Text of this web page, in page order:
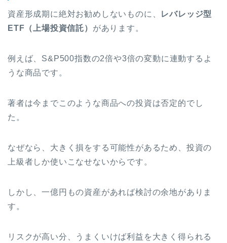
資産形成期に絶対お勧めしないものに、 レバレッジ型
ETF（上場投資信託） があります。
例えば、S&P500指数の2倍や3倍の変動に連動するよ
うな商品です。
著者は今までこのような商品への投資は否定的でし
た。
なぜなら、大きく損をする可能性があるため、投資の
上級者しか使いこなせないからです。
しかし、一億円もの資産があれば検討の余地がありま
す。
リスクが高い分、うまくいけば利益を大きく得られる